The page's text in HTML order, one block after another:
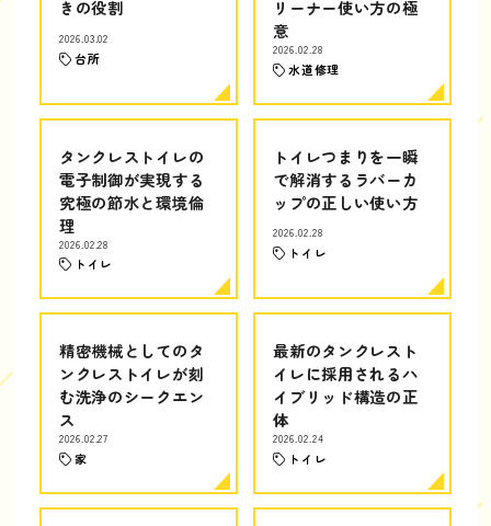
きの役割
2026.03.02
台所
リーナー使い方の極
意
2026.02.28
水道修理
タンクレストイレの
電子制御が実現する
究極の節水と環境倫
理
2026.02.28
トイレ
トイレつまりを一瞬
で解消するラバーカ
ップの正しい使い方
2026.02.28
トイレ
精密機械としてのタ
ンクレストイレが刻
む洗浄のシークエン
ス
2026.02.27
家
最新のタンクレスト
イレに採用されるハ
イブリッド構造の正
体
2026.02.24
トイレ